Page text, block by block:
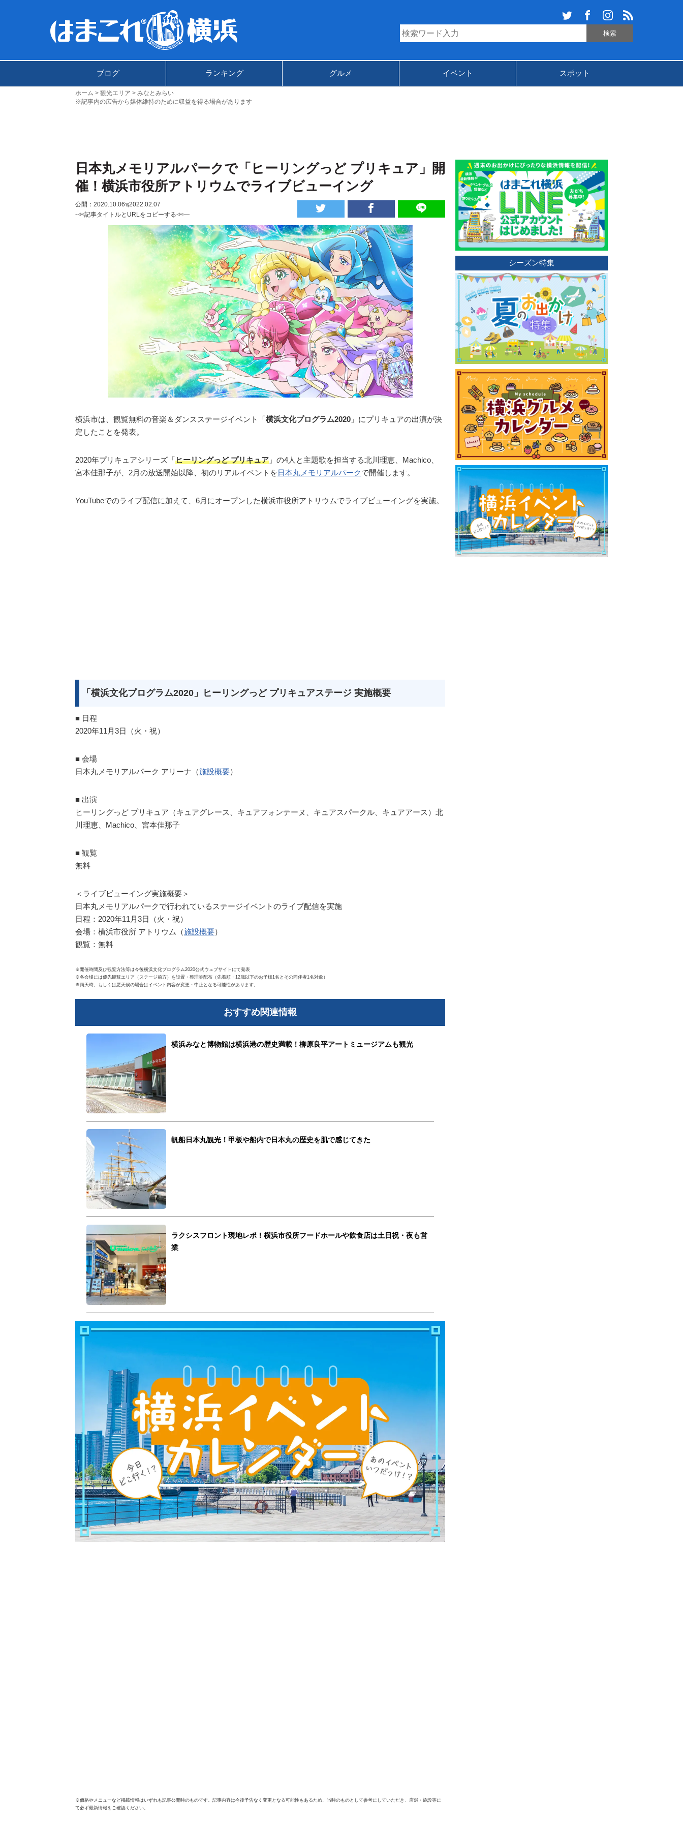
ブログ ランキング グルメ イベント スポット
ホーム 観光エリア
みなとみらい
※記事内の広告から媒体維持のために収益を得る場合があります
日本丸メモリアルパークで「ヒーリングっど プリキュア」開
催！横浜市役所アトリウムでライブビューイング
公開：2020.10.06ಇ2022.02.07
--✄記事タイトルとURLをコピーする-✄—
横浜市は、観覧無料の音楽＆ダンスステージイベント「横浜文化プログラム2020 」にプリキュアの出演が決
定したことを発表。
2020年プリキュアシリーズ「ヒーリングっど プリキュア 」の4人と主題歌を担当する北川理恵、Machico、
宮本佳那子が、2月の放送開始以降、初のリアルイベントを日本丸メモリアルパークで開催します。
YouTubeでのライブ配信に加えて、6月にオープンした横浜市役所アトリウムでライブビューイングを実施。
「横浜文化プログラム2020」ヒーリングっど プリキュアステージ 実施概要
■ 日程
2020年11月3日（火・祝）
■ 会場
日本丸メモリアルパーク アリーナ（施設概要）
■ 出演
ヒーリングっど プリキュア（キュアグレース、キュアフォンテーヌ、キュアスパークル、キュアアース）北
川理恵、Machico、宮本佳那子
■ 観覧
無料
＜ライブビューイング実施概要＞
日本丸メモリアルパークで行われているステージイベントのライブ配信を実施
日程：2020年11月3日（火・祝）
会場：横浜市役所 アトリウム（施設概要）
観覧：無料
※開催時間及び観覧方法等は今後横浜文化プログラム2020公式ウェブサイトにて発表
※各会場には優先観覧エリア（ステージ前方）を設置・整理券配布（先着順・12歳以下のお子様1名とその同伴者1名対象）
※雨天時、もしくは悪天候の場合はイベント内容が変更・中止となる可能性があります。
おすすめ関連情報
横浜みなと博物館は横浜港の歴史満載！柳原良平アートミュージアムも観光
帆船日本丸観光！甲板や船内で日本丸の歴史を肌で感じてきた
ラクシスフロント現地レポ！横浜市役所フードホールや飲食店は土日祝・夜も営
業
※価格やメニューなど掲載情報はいずれも記事公開時のものです。記事内容は今後予告なく変更となる可能性もあるため、当時のものとして参考にしていただき、店舗・施設等に
て必ず最新情報をご確認ください。
シーズン特集